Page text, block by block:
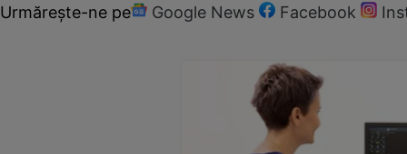
Urmărește-ne pe Google News Facebook